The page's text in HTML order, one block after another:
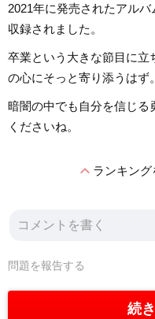
2021年に発売されたアル
収録されました。
卒業という大きな節目に立
の心にそっと寄り添うはず。
暗闇の中でも自分を信じる
くださいね。
expand_lessランキング
問題を報告する
続